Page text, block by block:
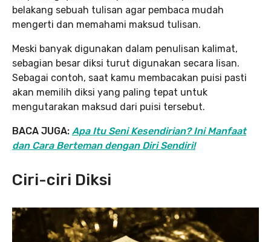
belakang sebuah tulisan agar pembaca mudah
mengerti dan memahami maksud tulisan.
Meski banyak digunakan dalam penulisan kalimat,
sebagian besar diksi turut digunakan secara lisan.
Sebagai contoh, saat kamu membacakan puisi pasti
akan memilih diksi yang paling tepat untuk
mengutarakan maksud dari puisi tersebut.
BACA JUGA: Apa Itu Seni Kesendirian? Ini Manfaat
dan Cara Berteman dengan Diri Sendiri!
Ciri-ciri Diksi